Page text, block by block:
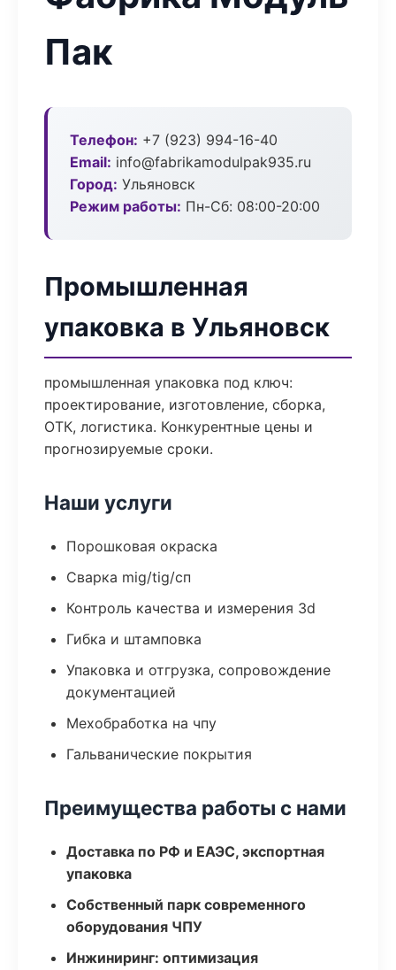
Пак
Телефон: +7 (923) 994-16-40
Email: info@fabrikamodulpak935.ru
Город: Ульяновск
Режим работы: Пн-Сб: 08:00-20:00
Промышленная
упаковка в Ульяновск
промышленная упаковка под ключ:
проектирование, изготовление, сборка,
ОТК, логистика. Конкурентные цены и
прогнозируемые сроки.
Наши услуги
Порошковая окраска
Сварка mig/tig/сп
Контроль качества и измерения 3d
Гибка и штамповка
Упаковка и отгрузка, сопровождение
документацией
Мехобработка на чпу
Гальванические покрытия
Преимущества работы с нами
Доставка по РФ и ЕАЭС, экспортная
упаковка
Собственный парк современного
оборудования ЧПУ
Инжиниринг: оптимизация